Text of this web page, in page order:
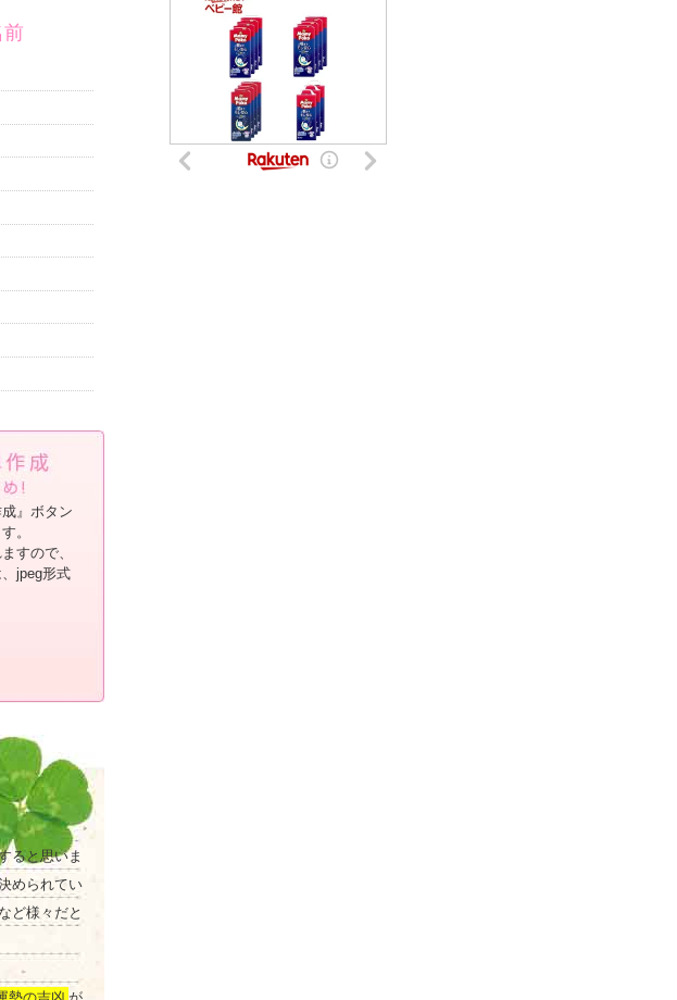
前
』ボタン
。
すので、
jpeg形式
ると思いま
められてい
ど様々だと